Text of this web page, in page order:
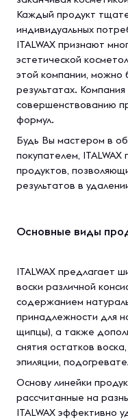
Каждый продукт
индивидуальных
ITALWAX признают
эстетической
этой компании, можно
результатах.
совершенствованию
формул.
Будь Вы мастером в
покупателем,
продуктов,
результатов в
Основные виды
ITALWAX предлагает
воски различной
содержанием
принадлежности для
щипцы), а также
снятия остатков
эпиляции,
Основу линейки
рассчитанные на
ITALWAX эффективно